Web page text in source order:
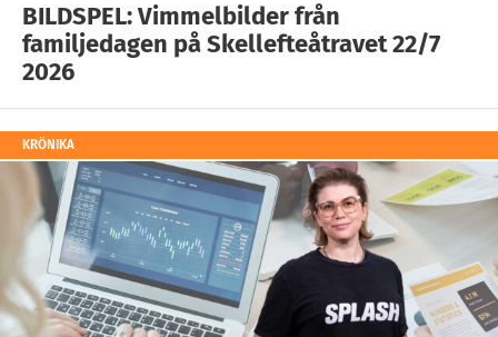
BILDSPEL: Vimmelbilder från
familjedagen på Skellefteåtravet 22/7
2026
KRÖNIKA